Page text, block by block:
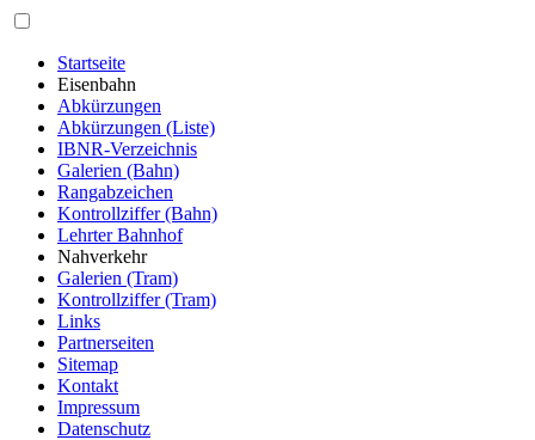
Startseite
Eisenbahn
Abkürzungen
Abkürzungen (Liste)
IBNR-Verzeichnis
Galerien (Bahn)
Rangabzeichen
Kontrollziffer (Bahn)
Lehrter Bahnhof
Nahverkehr
Galerien (Tram)
Kontrollziffer (Tram)
Links
Partnerseiten
Sitemap
Kontakt
Impressum
Datenschutz